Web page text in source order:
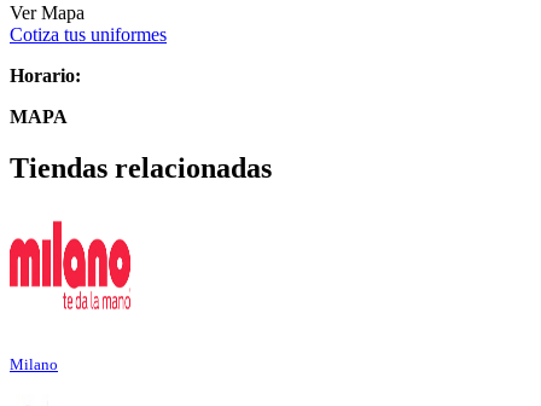
Ver Mapa
Cotiza tus uniformes
Horario:
MAPA
Tiendas relacionadas
Milano